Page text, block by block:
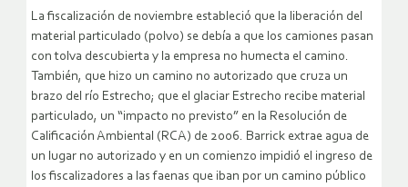
La fiscalización de noviembre estableció que la liberación del
material particulado (polvo) se debía a que los camiones pasan
con tolva descubierta y la empresa no humecta el camino.
También, que hizo un camino no autorizado que cruza un
brazo del río Estrecho; que el glaciar Estrecho recibe material
particulado, un “impacto no previsto” en la Resolución de
Calificación Ambiental (RCA) de 2006. Barrick extrae agua de
un lugar no autorizado y en un comienzo impidió el ingreso de
los fiscalizadores a las faenas que iban por un camino público